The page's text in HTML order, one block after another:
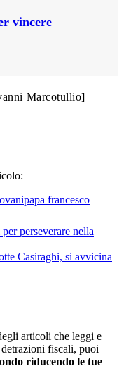
vincere
Marcotullio]
papa francesco
perseverare nella
Casiraghi, si avvicina
articoli che leggi e
fiscali, puoi
riducendo le tue